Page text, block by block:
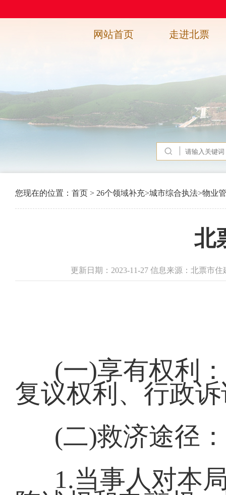
网站首页 走进北票
您现在的位置： 首页 > 26个领域补充>城市综合执法>物业
北
更新日期：2023-11-27 信息来源：北票市
(一)享有权利
复议权利、行政
(二)救济途径：
1.当事人对本